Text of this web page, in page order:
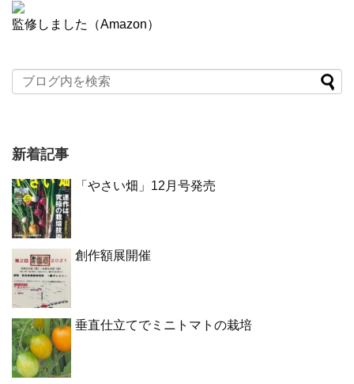
監修しました（Amazon）
新着記事
「やさい畑」12月号発売
創作額展開催
垂直仕立てでミニトマトの栽培